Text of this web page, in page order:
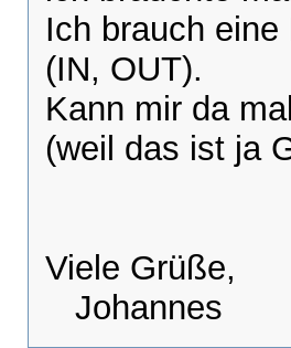
Ich brauch
(IN, OUT).
Kann mir da
(weil das ist ja
Viele Grüße,
Johannes